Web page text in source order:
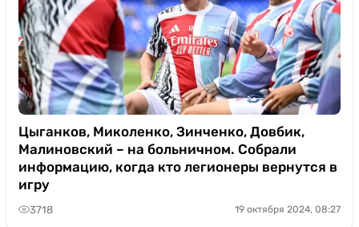
Цыганков, Миколенко, Зинченко, Довбик,
Малиновский – на больничном. Собрали
информацию, когда кто легионеры вернутся в
игру
3718 19 октября 2024, 08:27